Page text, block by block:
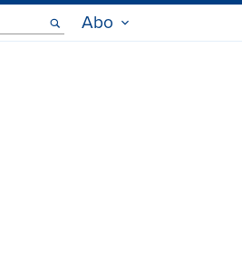
Abo